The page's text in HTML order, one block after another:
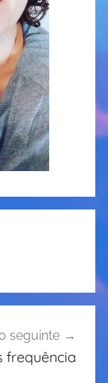
seguinte
frequência